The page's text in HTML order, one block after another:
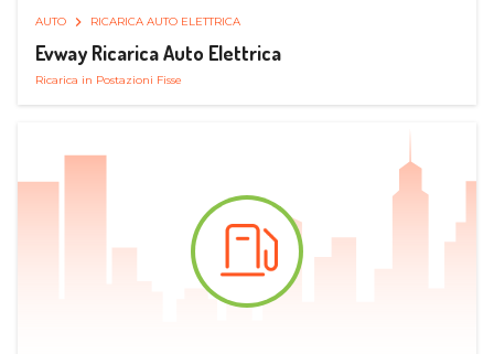
AUTO RICARICA AUTO ELETTRICA
Evway Ricarica Auto Elettrica
Ricarica in Postazioni Fisse